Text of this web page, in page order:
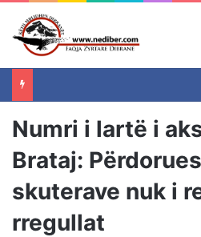
Numri i lartë i
Brataj:
skuterave nuk i
rregullat